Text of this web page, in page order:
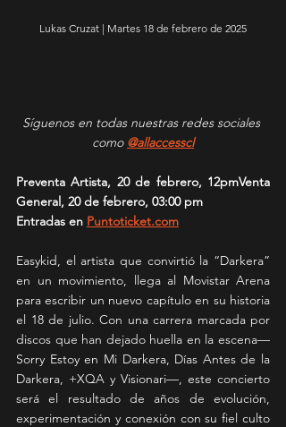
Lukas Cruzat | Martes 18 de febrero de 2025
Síguenos en todas nuestras redes sociales
como @allaccesscl
Preventa Artista, 20 de febrero, 12pmVenta
General, 20 de febrero, 03:00 pm
Entradas en Puntoticket.com
Easykid, el artista que convirtió la “Darkera”
en un movimiento, llega al Movistar Arena
para escribir un nuevo capítulo en su historia
el 18 de julio. Con una carrera marcada por
discos que han dejado huella en la escena—
Sorry Estoy en Mi Darkera, Días Antes de la
Darkera, +XQA y Visionari—, este concierto
será el resultado de años de evolución,
experimentación y conexión con su fiel culto